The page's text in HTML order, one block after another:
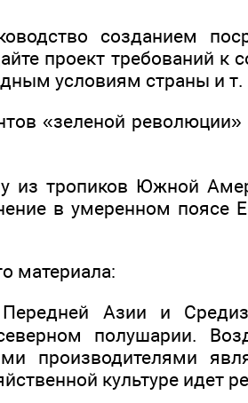
созданием
проект требований к
условиям страны и т.
«зеленой революции»
из тропиков Южной
в умеренном поясе
материала:
Азии и
полушарии.
производителями
культуре идет